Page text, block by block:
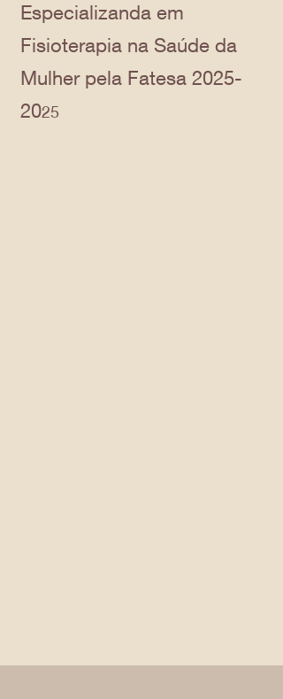
Especializanda em
Fisioterapia na Saúde da
Mulher pela Fatesa 2025-
2025